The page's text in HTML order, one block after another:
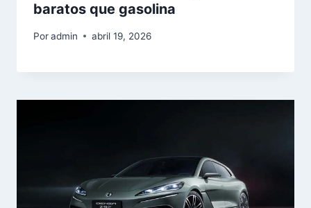
baratos que gasolina
Poradmin abril 19, 2026